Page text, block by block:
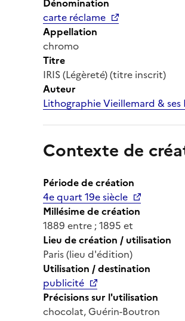
carte réclame
Appellation
chromo
Titre
IRIS (Légèreté) (titre inscrit)
Auteur
Lithographie Vieillemard & ses
Contexte de
Période de création
4e quart 19e siècle
Millésime de création
1889 entre ; 1895 et
Lieu de création / utilisation
Paris (lieu d'édition)
Utilisation / destination
publicité
Précisions sur l'utilisation
chocolat, Guérin-Boutron